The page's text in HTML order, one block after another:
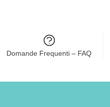
Domande Frequenti – FAQ